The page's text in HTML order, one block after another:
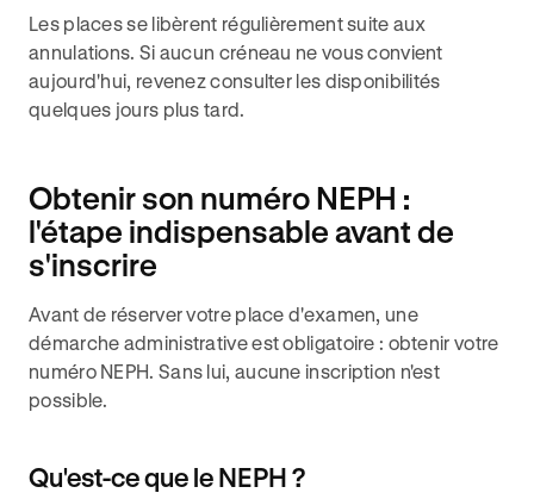
Les places se libèrent régulièrement suite aux
annulations. Si aucun créneau ne vous convient
aujourd'hui, revenez consulter les disponibilités
quelques jours plus tard.
Obtenir son numéro NEPH :
l'étape indispensable avant de
s'inscrire
Avant de réserver votre place d'examen, une
démarche administrative est obligatoire : obtenir votre
numéro NEPH. Sans lui, aucune inscription n'est
possible.
Qu'est-ce que le NEPH ?